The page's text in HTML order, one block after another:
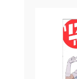
ス I LOVE．
弾ける ピア
BP2225
バンドピー